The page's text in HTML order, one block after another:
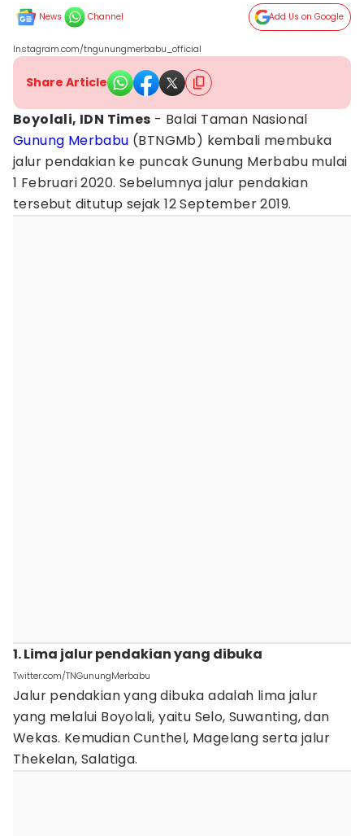
News Channel Add Us on Google
Instagram.com/tngunungmerbabu_official
Share Article
Boyolali, IDN Times - Balai Taman Nasional
Gunung Merbabu (BTNGMb) kembali membuka
jalur pendakian ke puncak Gunung Merbabu mulai
1 Februari 2020. Sebelumnya jalur pendakian
tersebut ditutup sejak 12 September 2019.
1. Lima jalur pendakian yang dibuka
Twitter.com/TNGunungMerbabu
Jalur pendakian yang dibuka adalah lima jalur
yang melalui Boyolali, yaitu Selo, Suwanting, dan
Wekas. Kemudian Cunthel, Magelang serta jalur
Thekelan, Salatiga.